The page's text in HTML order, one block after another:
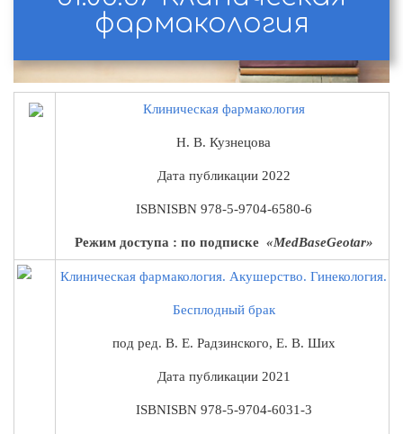
фармакология
Клиническая фармакология
Н. В. Кузнецова
Дата публикации 2022
ISBNISBN 978-5-9704-6580-6
Режим доступа : по подписке «MedBaseGeotar»
Клиническая фармакология. Акушерство. Гинекология.
Бесплодный брак
под ред. В. Е. Радзинского, Е. В. Ших
Дата публикации 2021
ISBNISBN 978-5-9704-6031-3